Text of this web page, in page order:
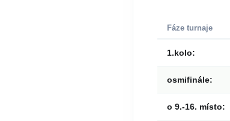
Fáze turnaje
1.kolo:
osmifinále:
o 9.-16. místo: